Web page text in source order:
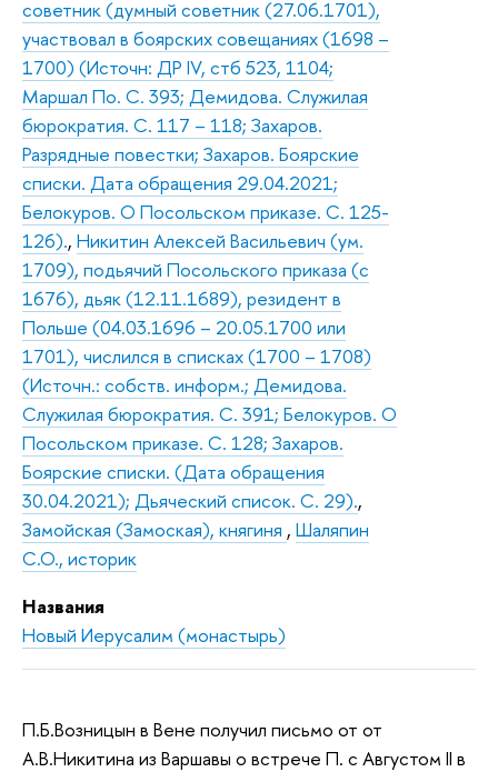
советник (думный советник (27.06.1701),
участвовал в боярских совещаниях (1698 –
1700) (Источн: ДР IV, стб 523, 1104;
Маршал По. С. 393; Демидова. Служилая
бюрократия. С. 117 – 118; Захаров.
Разрядные повестки; Захаров. Боярские
списки. Дата обращения 29.04.2021;
Белокуров. О Посольском приказе. С. 125-
126)., Никитин Алексей Васильевич (ум.
1709), подьячий Посольского приказа (с
1676), дьяк (12.11.1689), резидент в
Польше (04.03.1696 – 20.05.1700 или
1701), числился в списках (1700 – 1708)
(Источн.: собств. информ.; Демидова.
Служилая бюрократия. С. 391; Белокуров. О
Посольском приказе. С. 128; Захаров.
Боярские списки. (Дата обращения
30.04.2021); Дьяческий список. С. 29).,
Замойская (Замоская), княгиня , Шаляпин
С.О., историк
Названия
Новый Иерусалим (монастырь)
П.Б.Возницын в Вене получил письмо от от
А.В.Никитина из Варшавы о встрече П. с Августом II в